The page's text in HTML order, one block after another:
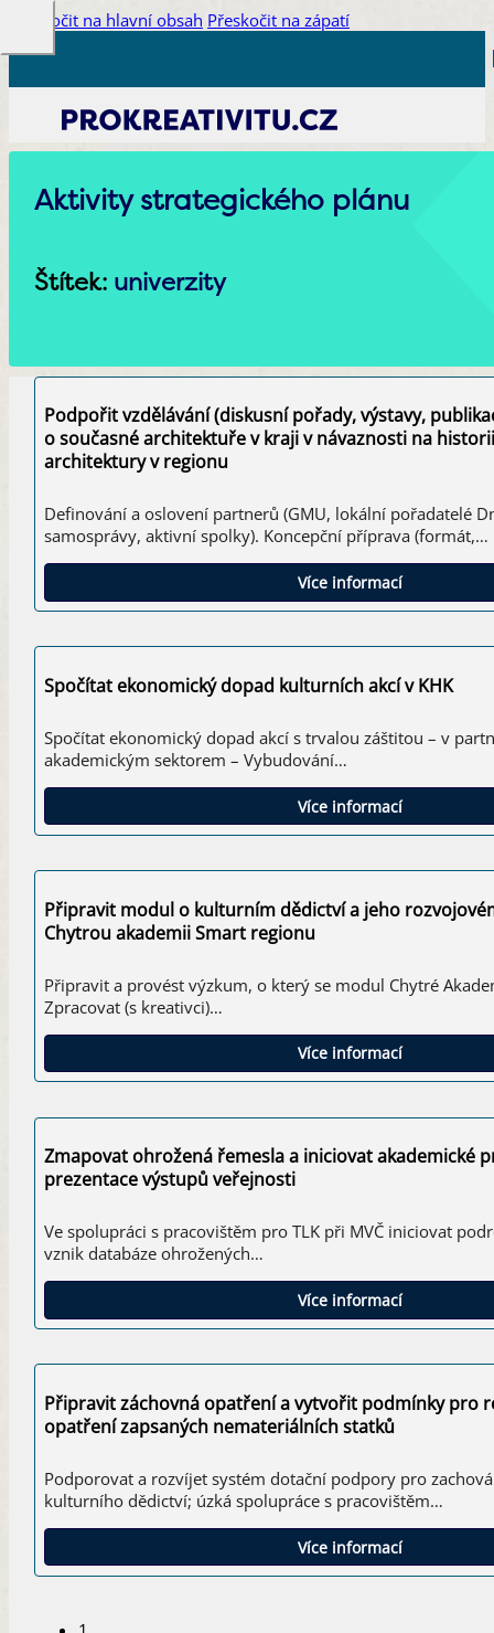
Přeskočit na hlavní obsah Přeskočit na zápatí
Aktivity strategického plánu
Štítek: univerzity
Podpořit vzdělávání (diskusní pořady, výstavy,
o současné architektuře v kraji v návaznosti na
architektury v regionu
Definování a oslovení partnerů (GMU, lokální pořadatelé
samosprávy, aktivní spolky). Koncepční příprava (formát,…
Více informací
Spočítat ekonomický dopad kulturních akcí v KHK
Spočítat ekonomický dopad akcí s trvalou záštitou – v
akademickým sektorem – Vybudování…
Více informací
Připravit modul o kulturním dědictví a jeho
Chytrou akademii Smart regionu
Připravit a provést výzkum, o který se modul Chytré
Zpracovat (s kreativci)…
Více informací
Zmapovat ohrožená řemesla a iniciovat akademické
prezentace výstupů veřejnosti
Ve spolupráci s pracovištěm pro TLK při MVČ iniciovat
vznik databáze ohrožených…
Více informací
Připravit záchovná opatření a vytvořit podmínky pro
opatření zapsaných nemateriálních statků
Podporovat a rozvíjet systém dotační podpory pro
kulturního dědictví; úzká spolupráce s pracovištěm…
Více informací